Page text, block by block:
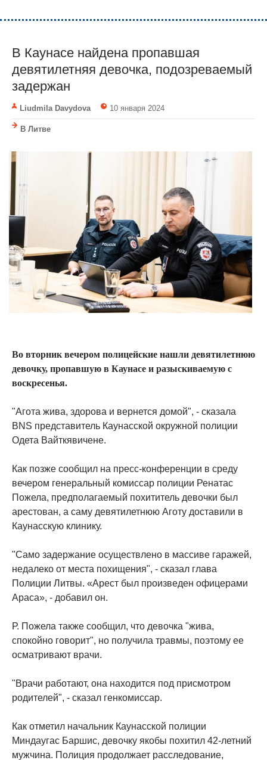
В Каунасе найдена пропавшая
девятилетняя девочка, подозреваемый
задержан
Liudmila Davydova 10 января 2024
В Литве
Во вторник вечером полицейские нашли девятилетнюю
девочку, пропавшую в Каунасе и разыскиваемую с
воскресенья.
"Агота жива, здорова и вернется домой", - сказала
BNS представитель Каунасской окружной полиции
Одета Вайткявичене.
Как позже сообщил на пресс-конференции в среду
вечером генеральный комиссар полиции Ренатас
Пожела, предполагаемый похититель девочки был
арестован, а саму девятилетнюю Аготу доставили в
Каунасскую клинику.
"Само задержание осуществлено в массиве гаражей,
недалеко от места похищения", - сказал глава
Полиции Литвы. «Арест был произведен офицерами
Араса», - добавил он.
Р. Пожела также сообщил, что девочка "жива,
спокойно говорит", но получила травмы, поэтому ее
осматривают врачи.
"Врачи работают, она находится под присмотром
родителей", - сказал генкомиссар.
Как отметил начальник Каунасской полиции
Миндаугас Баршис, девочку якобы похитил 42-летний
мужчина. Полиция продолжает расследование,